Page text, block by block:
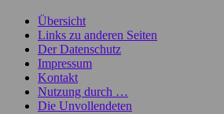
Übersicht
Links zu anderen Seiten
Der Datenschutz
Impressum
Kontakt
Nutzung durch …
Die Unvollendeten